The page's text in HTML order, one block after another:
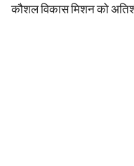
कौशल विकास मिशन को